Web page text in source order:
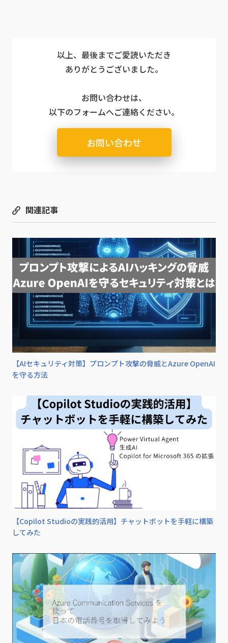
以上、最後までご愛読いただき
ありがとうございました。
お問い合わせは、
以下のフォームへご連絡ください。
お問い合わせ
関連記事
【AIセキュリティ対策】プロンプト攻撃の脅威とAzure OpenAI
を守る方法
【Copilot Studioの実践的活用】チャットボットを手軽に構築
してみた